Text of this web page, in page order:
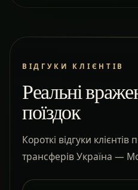
ВІДГУКИ КЛІЄНТІВ
Реальні
поїздок
Короткі відгуки
трансферів Україна —